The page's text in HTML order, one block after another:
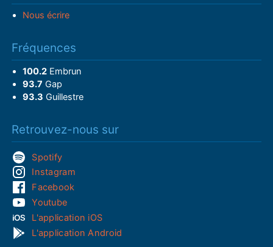
Nous écrire
Fréquences
100.2Embrun
93.7 Gap
93.3 Guillestre
Retrouvez-nous sur
Spotify
Instagram
Facebook
Youtube
L'application iOS
L'application Android